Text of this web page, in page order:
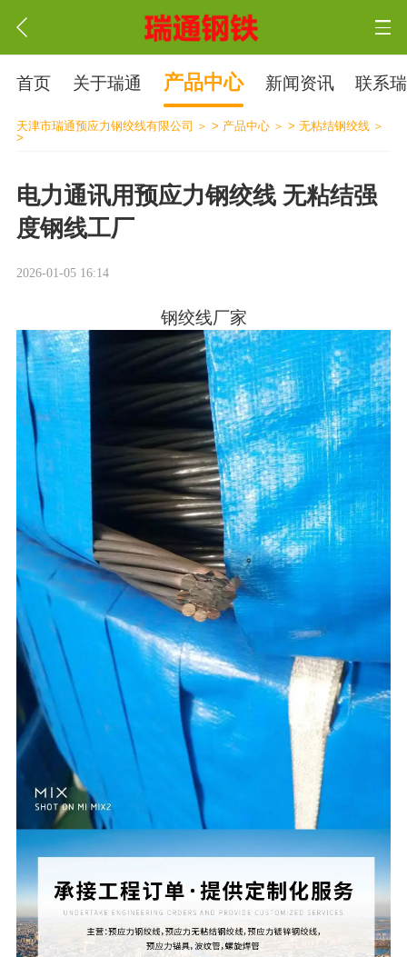
首页 关于瑞通 产品中心 新闻资讯 联系
天津市瑞通预应力钢绞线有限公司 > 产品中心 > 无粘结钢绞线
>
电力通讯用预应力钢绞线 无粘结强
度钢线工厂
2026-01-05 16:14
钢绞线厂家